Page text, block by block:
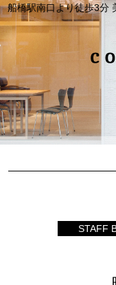
船橋駅南口より徒歩3分
STAFF